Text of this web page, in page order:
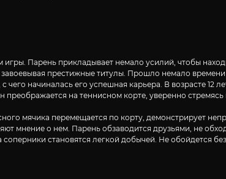
игры. Парень прикладывает немало усилий, чтобы
престижные титулы. Прошло немало
начиналась его успешная карьера. В возрасте
на теннисном корте, уверенно стремясь
мячика перемещается по корту, демонстрирует
мнение о нем. Парень обзаводится друзьями, не
становятся легкой добычей. Не обойдется